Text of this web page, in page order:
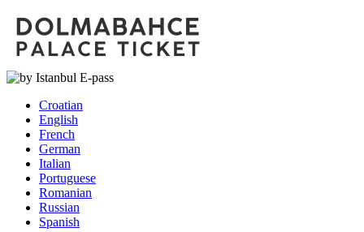
Croatian
English
French
German
Italian
Portuguese
Romanian
Russian
Spanish